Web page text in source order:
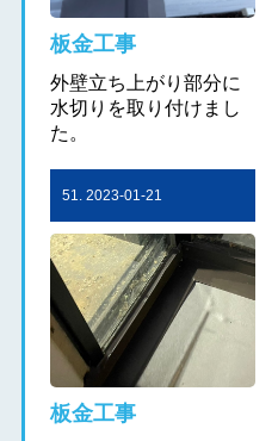
板金工事
外壁立ち上がり部分に
水切りを取り付けまし
た。
51. 2023-01-21
板金工事